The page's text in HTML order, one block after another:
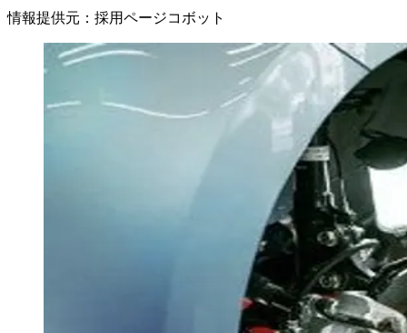
情報提供元 ： 採用ページコボット